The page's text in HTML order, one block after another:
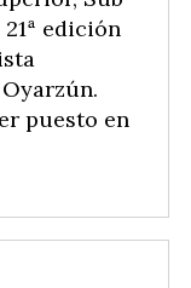
edición
puesto en